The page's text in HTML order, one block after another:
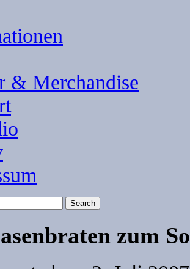
& Merchandise
zum